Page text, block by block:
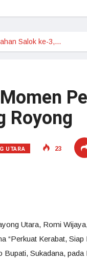
Salok ke-3,…
Royong
UTARA 23
Utara, Romi
“Perkuat Kerabat, Siap
Sukadana, pada